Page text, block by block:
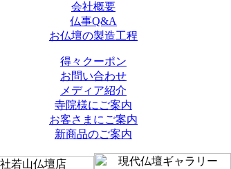
会社概要
仏事Q&A
お仏壇の製造工程
得々クーポン
お問い合わせ
メディア紹介
寺院様にご案内
お客さまにご案内
新商品のご案内